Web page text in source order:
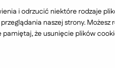
i odrzucić niektóre rodzaje
naszej strony. Możesz
że usunięcie plików